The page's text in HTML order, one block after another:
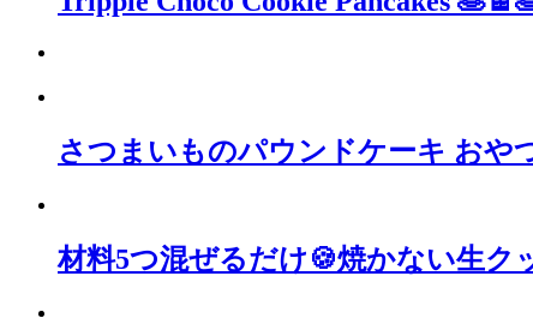
さつまいものパウンドケーキ おや
材料5つ混ぜるだけ🍪焼かない生ク